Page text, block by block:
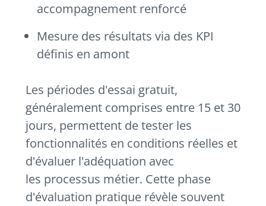
accompagnement renforcé
Mesure des résultats via des KPI
définis en amont
Les périodes d'essai gratuit,
généralement comprises entre 15 et 30
jours, permettent de tester les
fonctionnalités en conditions réelles et
d'évaluer l'adéquation avec
les processus métier. Cette phase
d'évaluation pratique révèle souvent